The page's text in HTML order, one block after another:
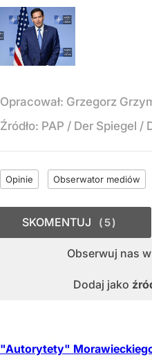
Opracował: Grzegorz
Źródło: PAP / Der Spiegel /
Opinie Obserwator mediów
Obserwuj nas w
Dodaj jako
SKOMENTUJ 5
"Autorytety"